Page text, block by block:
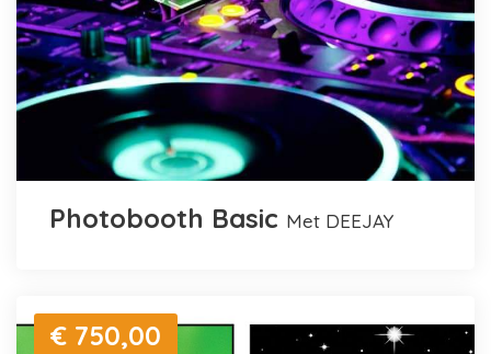
Photobooth Basic met DEEJAY
€ 750,00